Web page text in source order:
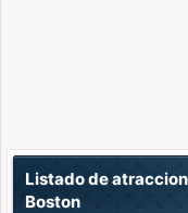
Listado de
Boston